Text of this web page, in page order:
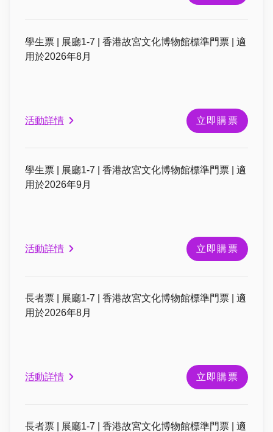
學生票 | 展廳1-7 | 香港故宮文化博物館標準門票 | 適
用於2026年8月
活動詳情 立即購票
學生票 | 展廳1-7 | 香港故宮文化博物館標準門票 | 適
用於2026年9月
活動詳情 立即購票
長者票 | 展廳1-7 | 香港故宮文化博物館標準門票 | 適
用於2026年8月
活動詳情 立即購票
長者票 | 展廳1-7 | 香港故宮文化博物館標準門票 | 適